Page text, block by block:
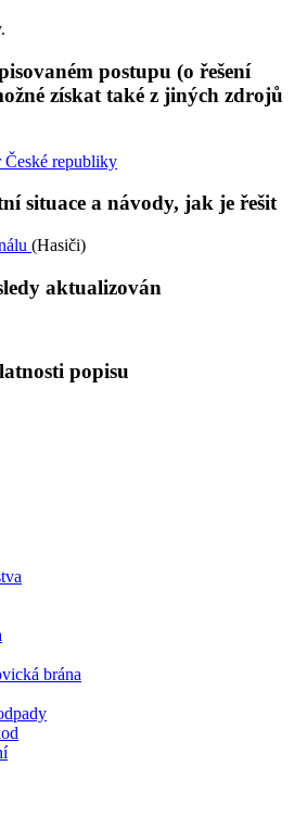
postupu (o řešení
získat také z jiných zdrojů
České republiky
situace a návody, jak je řešit
(Hasiči)
aktualizován
popisu
brána